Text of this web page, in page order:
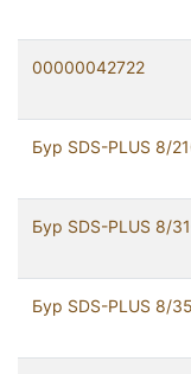
00000042722
Бур SDS-PLUS 8/
Бур SDS-PLUS 8/
Бур SDS-PLUS 8/